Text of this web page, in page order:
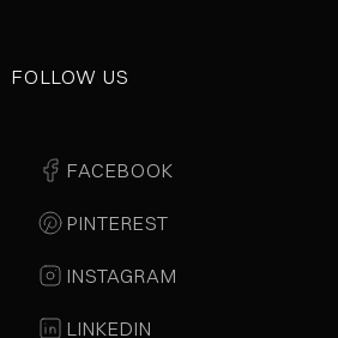
FOLLOW US
FACEBOOK
PINTEREST
INSTAGRAM
LINKEDIN